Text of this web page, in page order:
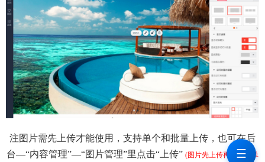
注图片需先上传才能使用，支持单个和批量上传，也可在后
台—“内容管理”—“图片管理”里点击“上传” (图片先上传再插入，单
☰